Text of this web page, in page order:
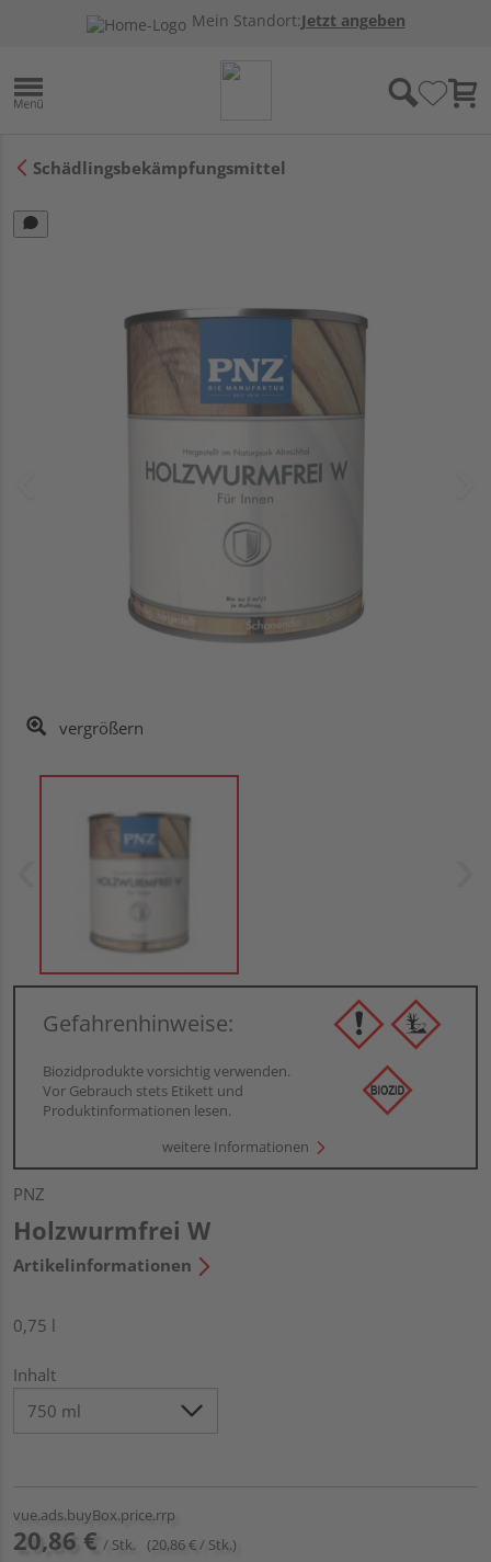
Mein Standort:Jetzt angeben
Schädlingsbekämpfungsmittel
vergrößern
Gefahrenhinweise:
Biozidprodukte vorsichtig verwenden.
Vor Gebrauch stets Etikett und
Produktinformationen lesen.
weitere Informationen
PNZ
Holzwurmfrei W
Artikelinformationen
0,75 l
Inhalt
vue.ads.buyBox.price.rrp
20,86 € / Stk. (20,86 € / Stk.)